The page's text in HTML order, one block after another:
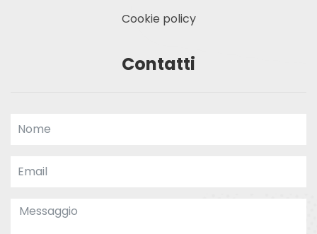
Cookie policy
Contatti